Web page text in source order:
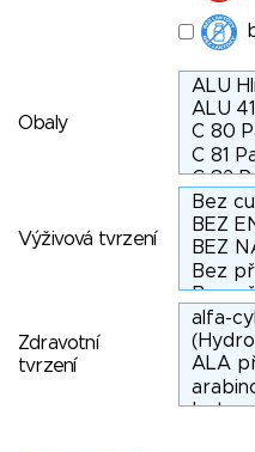
Obaly
Výživová tvrzení
Zdravotní
tvrzení